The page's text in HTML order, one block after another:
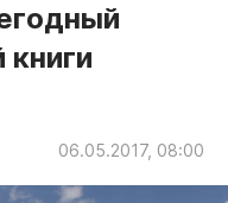
06.05.2017, 08:00